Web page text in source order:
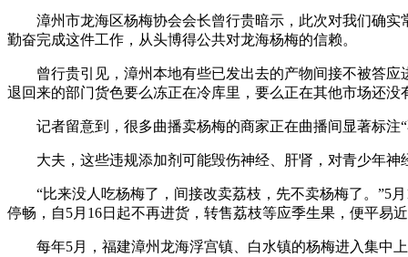
漳州市龙海区杨梅协会会长曾行贵暗示，此次对我们确实
勤奋完成这件工作，从头博得公共对龙海杨梅的信赖。
曾行贵引见，漳州本地有些已发出去的产物间接不被答应
退回来的部门货色要么冻正在冷库里，要么正在其他市场还
记者留意到，很多曲播卖杨梅的商家正在曲播间显著标注“
大夫，这些违规添加剂可能毁伤神经、肝肾，对青少年神
“比来没人吃杨梅了，间接改卖荔枝，先不卖杨梅了。”5月
停畅，自5月16日起不再进货，转售荔枝等应季生果，便平易
每年5月，福建漳州龙海浮宫镇、白水镇的杨梅进入集中上